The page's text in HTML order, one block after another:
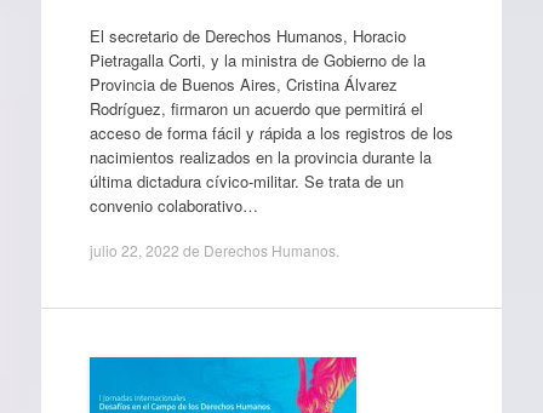
El secretario de Derechos Humanos, Horacio
Pietragalla Corti, y la ministra de Gobierno de la
Provincia de Buenos Aires, Cristina Álvarez
Rodríguez, firmaron un acuerdo que permitirá el
acceso de forma fácil y rápida a los registros de los
nacimientos realizados en la provincia durante la
última dictadura cívico-militar. Se trata de un
convenio colaborativo…
julio 22, 2022 de Derechos Humanos.